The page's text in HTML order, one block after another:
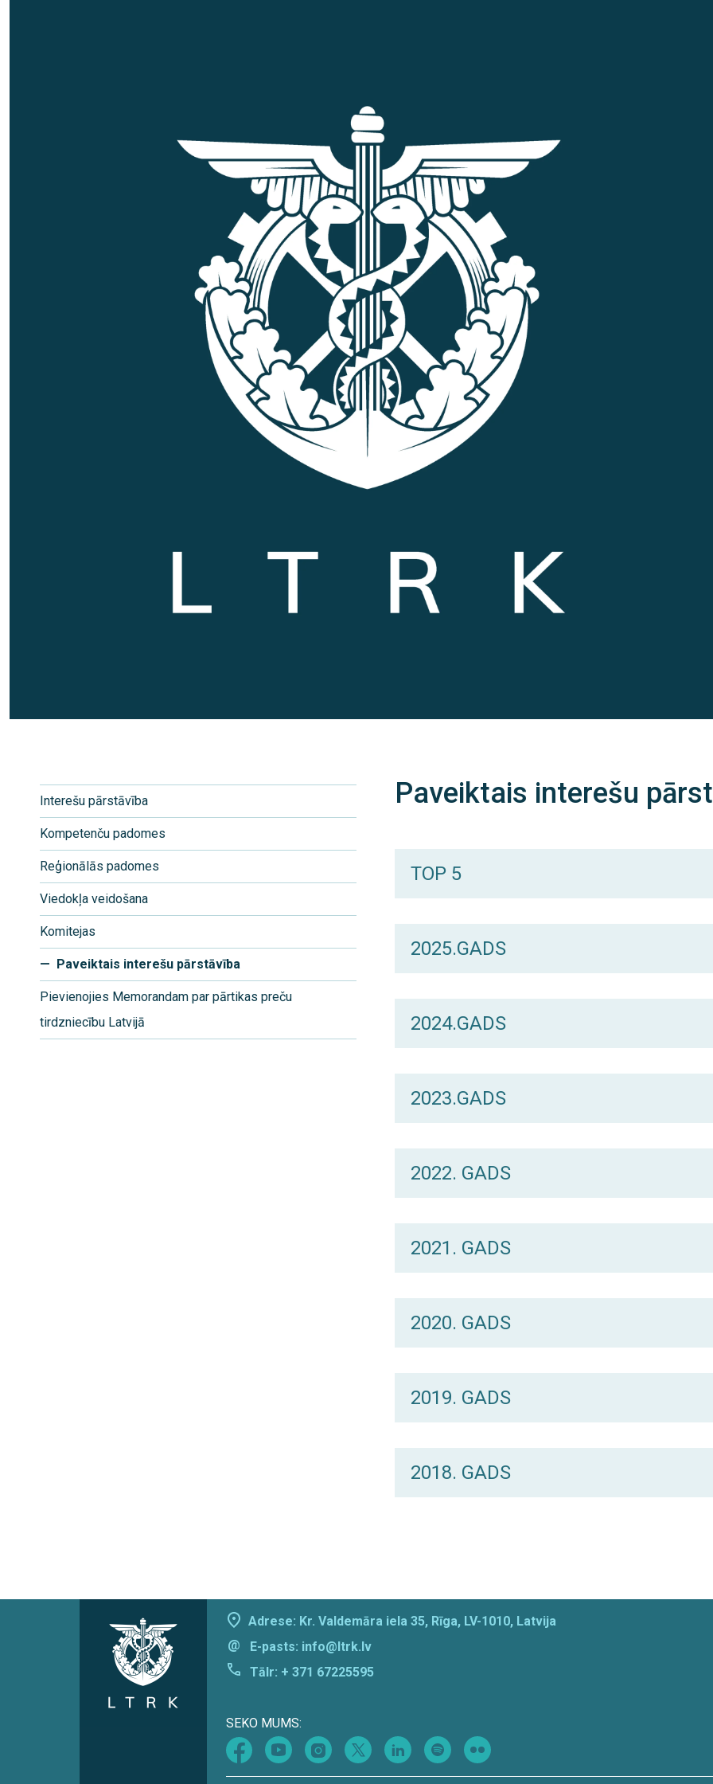
Interešu pārstāvība
Kompetenču padomes
Reģionālās padomes
Viedokļa veidošana
Komitejas
Paveiktais interešu pārstāvība
Pievienojies Memorandam par pārtikas preču
tirdzniecību Latvijā
Paveiktais interešu
TOP 5
2025.GADS
2024.GADS
2023.GADS
2022. GADS
2021. GADS
2020. GADS
2019. GADS
2018. GADS
Adrese: Kr. Valdemāra iela 35, Rīga, LV-1010, Latvija
@ E-pasts: info@ltrk.lv
Tālr: + 371 67225595
SEKO MUMS: